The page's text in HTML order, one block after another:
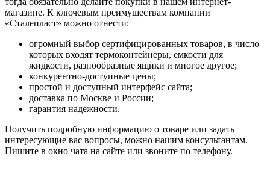
магазине. К ключевым преимуществам компании
«Сталепласт» можно отнести:
огромный выбор сертифицированных товаров, в число
которых входят термоконтейнеры, емкости для
жидкости, разнообразные ящики и многое другое;
конкурентно-доступные цены;
простой и доступный интерфейс сайта;
доставка по Москве и России;
гарантия надежности.
Получить подробную информацию о товаре или задать
интересующие вас вопросы, можно нашим консультантам.
Пишите в окно чата на сайте или звоните по телефону.